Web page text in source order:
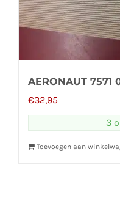
AERONAUT 7571
€32,95
3
Toevoegen aan